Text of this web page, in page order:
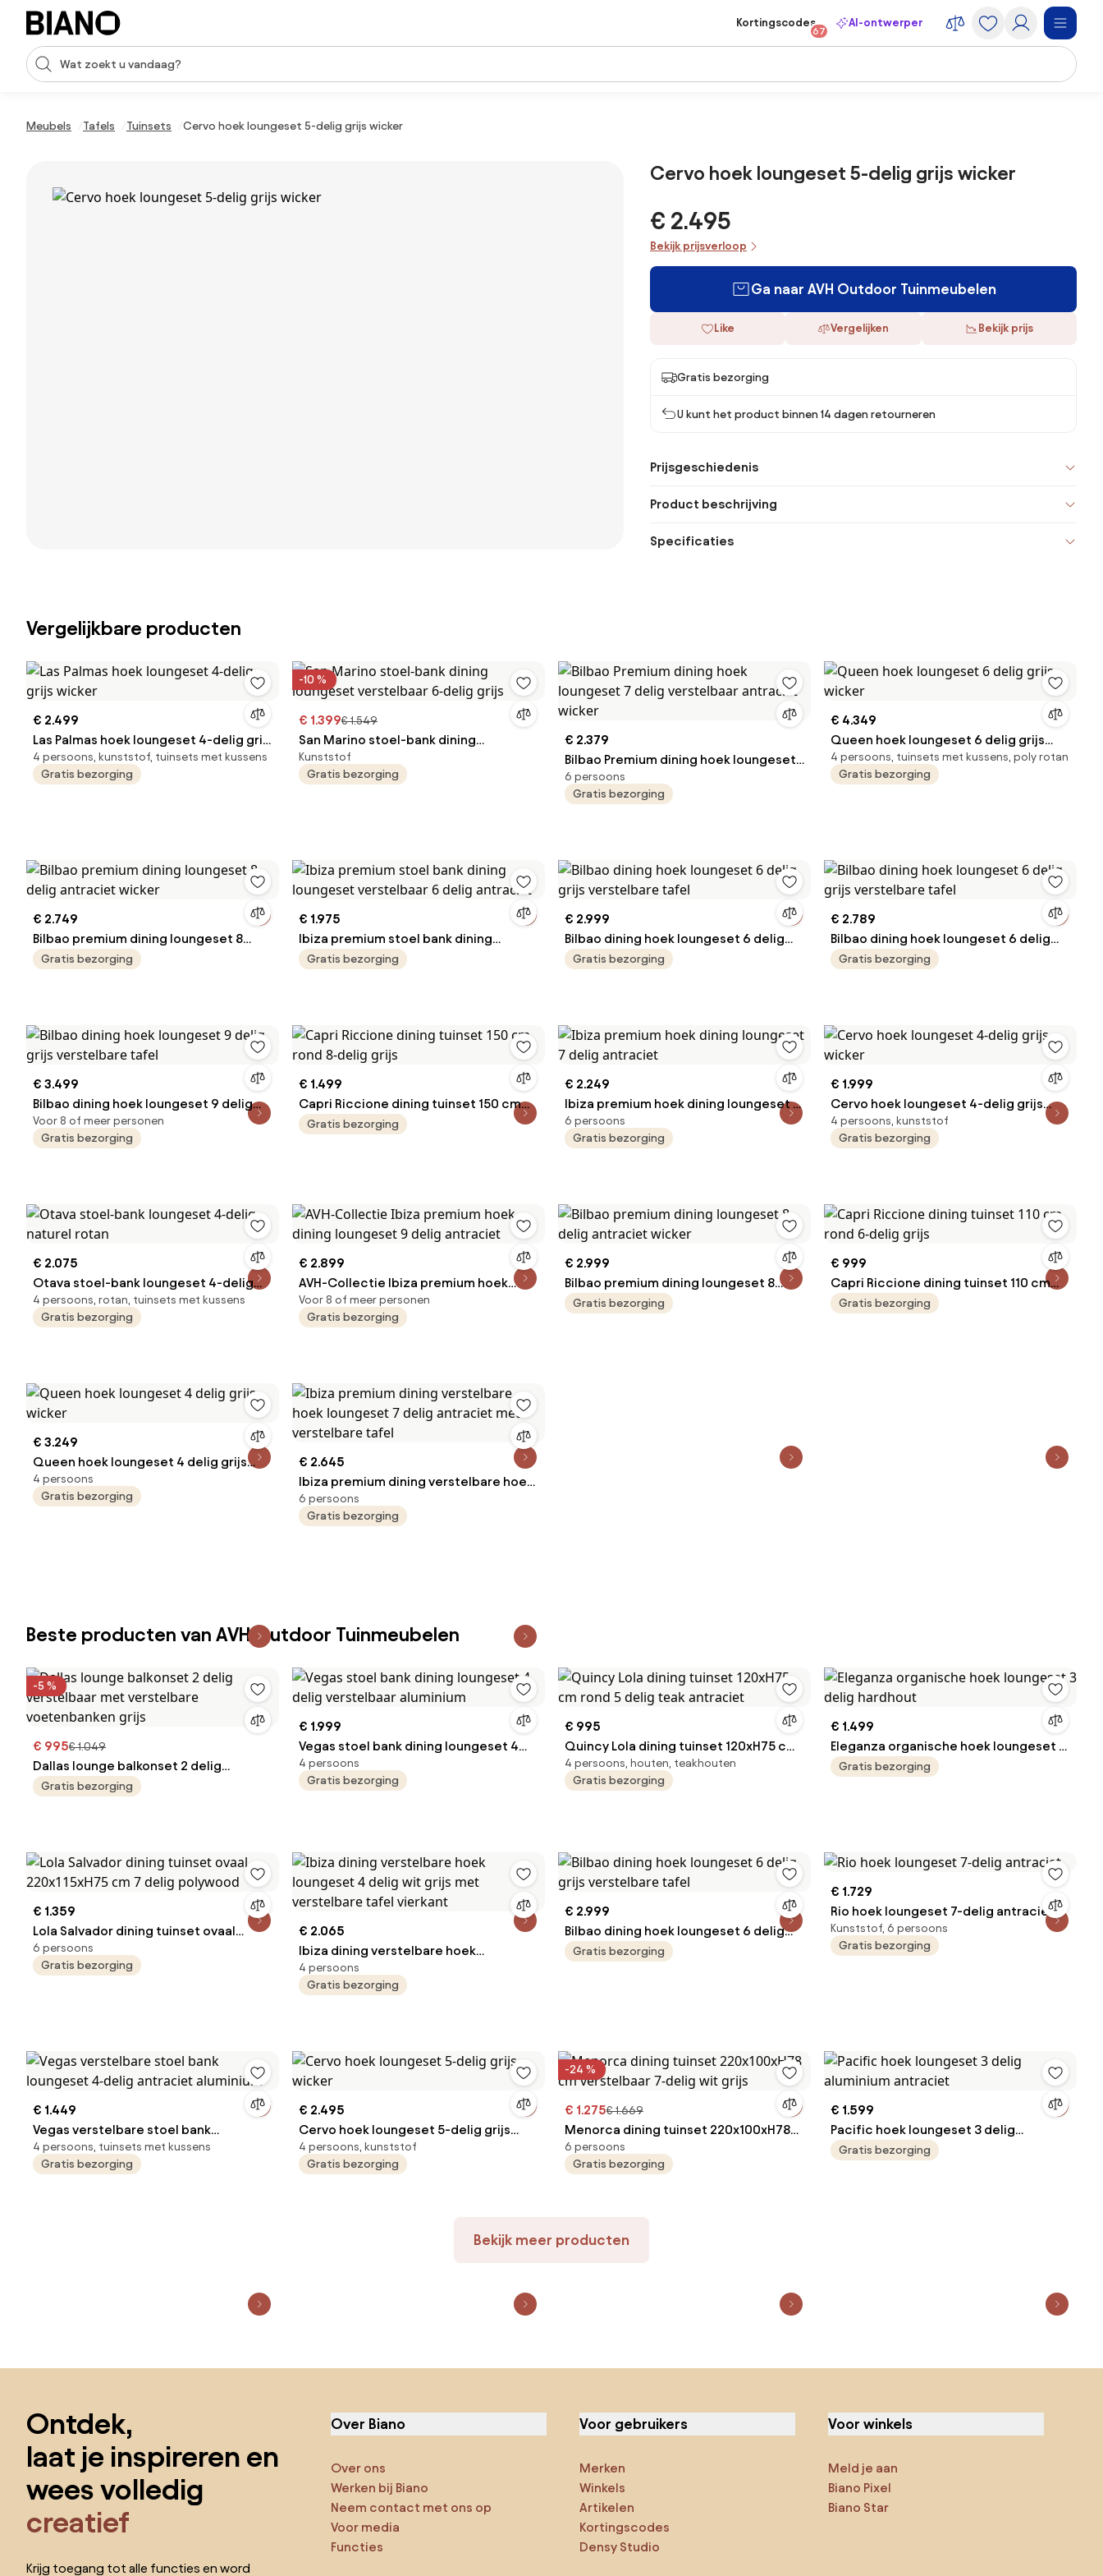
Navigatie overslaan, naar inhoud springen
Zoekopdracht invoeren
Kortingscodes
67
AI-ontwerper
Meubels Tafels Tuinsets Cervo hoek loungeset 5-delig grijs wicker
Cervo hoek loungeset 5-delig grijs wicker
€ 2.495
Bekijk prijsverloop
Ga naar AVH Outdoor Tuinmeubelen
Like Vergelijken Bekijk prijs
Gratis bezorging
U kunt het product binnen 14 dagen retourneren
Prijsgeschiedenis
Product beschrijving
Specificaties
Vergelijkbare producten
€ 2.499
Las Palmas hoek loungeset 4-delig grijs
wicker
4 persoons, kunststof, tuinsets met kussens
Gratis bezorging
-10 %
€ 1.399€ 1.549
San Marino stoel-bank dining
Kunststof
Gratis bezorging
€ 2.379
Bilbao Premium dining hoek loungeset
7 delig verstelbaar antraciet wicker
6 persoons
Gratis bezorging
€ 4.349
Queen hoek loungeset 6 delig grijs
wicker
4 persoons, tuinsets met kussens, poly rotan
Gratis bezorging
€ 2.749
Bilbao premium dining loungeset 8
delig antraciet wicker
Gratis bezorging
€ 1.975
Ibiza premium stoel bank dining
loungeset verstelbaar 6 delig
Gratis bezorging
€ 2.999
Bilbao dining hoek loungeset 6 delig
grijs verstelbare tafel
Gratis bezorging
€ 2.789
Bilbao dining hoek loungeset 6 delig
grijs verstelbare tafel
Gratis bezorging
€ 3.499
Bilbao dining hoek loungeset 9 delig
grijs verstelbare tafel
Voor 8 of meer personen
Gratis bezorging
€ 1.499
Capri Riccione dining tuinset 150 cm
rond 8-delig grijs
Gratis bezorging
€ 2.249
Ibiza premium hoek dining loungeset 7
delig antraciet
6 persoons
Gratis bezorging
€ 1.999
Cervo hoek loungeset 4-delig grijs
wicker
4 persoons, kunststof
Gratis bezorging
€ 2.075
Otava stoel-bank loungeset 4-delig
naturel rotan
4 persoons, rotan, tuinsets met kussens
Gratis bezorging
€ 2.899
AVH-Collectie Ibiza premium hoek
dining loungeset 9 delig antraciet
Voor 8 of meer personen
Gratis bezorging
€ 2.999
Bilbao premium dining loungeset 8
delig antraciet wicker
Gratis bezorging
€ 999
Capri Riccione dining tuinset 110 cm
rond 6-delig grijs
Gratis bezorging
€ 3.249
Queen hoek loungeset 4 delig grijs
wicker
4 persoons
Gratis bezorging
€ 2.645
Ibiza premium dining verstelbare hoek
loungeset 7 delig antraciet met
verstelbare tafel
6 persoons
Gratis bezorging
Beste producten van AVH Outdoor Tuinmeubelen
-5 %
€ 995€ 1.049
Dallas lounge balkonset 2 delig
verstelbaar met verstelbare
Gratis bezorging
€ 1.999
Vegas stoel bank dining loungeset 4
delig verstelbaar aluminium
4 persoons
Gratis bezorging
€ 995
Quincy Lola dining tuinset 120xH75 cm
rond 5 delig teak antraciet
4 persoons, houten, teakhouten
Gratis bezorging
€ 1.499
Eleganza organische hoek loungeset 3
delig hardhout
Gratis bezorging
€ 1.359
Lola Salvador dining tuinset ovaal
220x115xH75 cm 7 delig polywood
6 persoons
Gratis bezorging
€ 2.065
Ibiza dining verstelbare hoek
loungeset 4 delig wit grijs met
verstelbare tafel vierkant
4 persoons
Gratis bezorging
€ 2.999
Bilbao dining hoek loungeset 6 delig
grijs verstelbare tafel
Gratis bezorging
€ 1.729
Rio hoek loungeset 7-delig antraciet
Kunststof, 6 persoons
Gratis bezorging
€ 1.449
Vegas verstelbare stoel bank
loungeset 4-delig antraciet aluminium
4 persoons, tuinsets met kussens
Gratis bezorging
€ 2.495
Cervo hoek loungeset 5-delig grijs
wicker
4 persoons, kunststof
Gratis bezorging
-24 %
€ 1.275€ 1.669
Menorca dining tuinset 220x100xH78
cm verstelbaar 7-delig wit grijs
6 persoons
Gratis bezorging
€ 1.599
Pacific hoek loungeset 3 delig
aluminium antraciet
Gratis bezorging
Bekijk meer producten
Ontdek,
laat je inspireren en
wees volledig
creatief
Krijg toegang tot alle functies en word
Over Biano
Over ons
Werken bij Biano
Neem contact met ons op
Voor media
Functies
Voor gebruikers
Merken
Winkels
Artikelen
Kortingscodes
Densy Studio
Voor winkels
Meld je aan
Biano Pixel
Biano Star